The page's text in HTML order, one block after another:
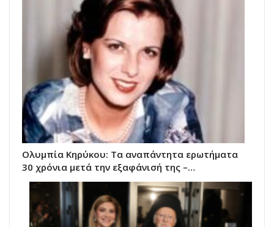
Ολυμπία Κηρύκου: Τα αναπάντητα ερωτήματα
30 χρόνια μετά την εξαφάνισή της –…